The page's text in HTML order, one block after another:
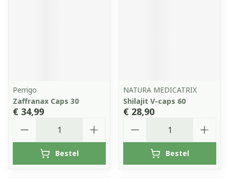
Perrigo
Zaffranax Caps 30
€ 34,99
Bestel
NATURA MEDICATRIX
Shilajit V-caps 60
€ 28,90
Bestel